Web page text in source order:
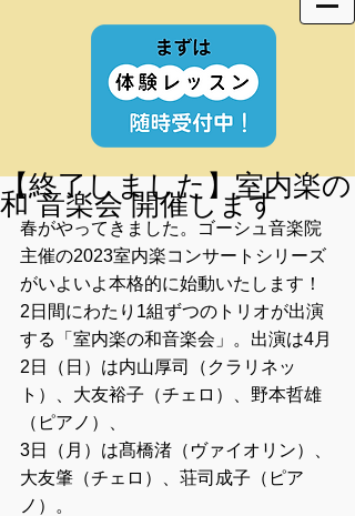
【終了しました】室内楽の
和 音楽会 開催します
春がやってきました。ゴーシュ音楽院
主催の2023室内楽コンサートシリーズ
がいよいよ本格的に始動いたします！
2日間にわたり1組ずつのトリオが出演
する「室内楽の和音楽会」。出演は4月
2日（日）は内山厚司（クラリネッ
ト）、大友裕子（チェロ）、野本哲雄
（ピアノ）、
3日（月）は髙橋渚（ヴァイオリン）、
大友肇（チェロ）、荘司成子（ピア
ノ）。